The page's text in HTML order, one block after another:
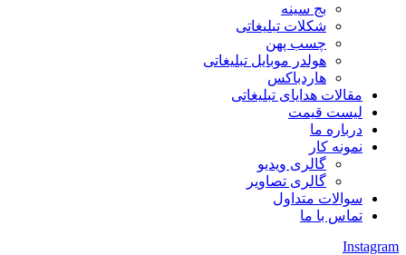
بج سینه
شکلات تبلیغاتی
چسب پهن
هولدر موبایل تبلیغاتی
هاردباکس
مقالات هدایای تبلیغاتی
لیست قیمت
درباره ما
نمونه کار
گالری ویدیو
گالری تصاویر
سوالات متداول
تماس با ما
Instagram